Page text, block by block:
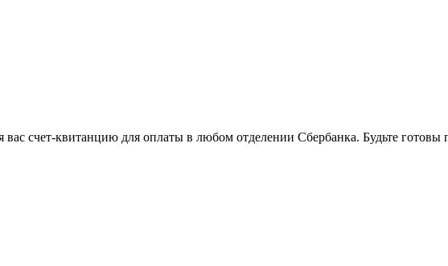
счет-квитанцию для оплаты в любом отделении Сбербанка. Будьте готовы